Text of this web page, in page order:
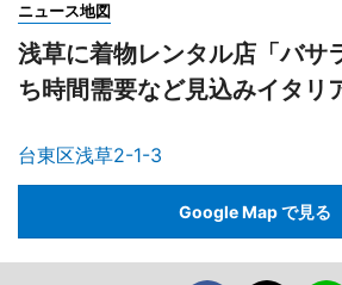
ニュース地図
浅草に着物レンタル店「バ
ち時間需要など見込みイタリ
台東区浅草2-1-3
Google Map で見る